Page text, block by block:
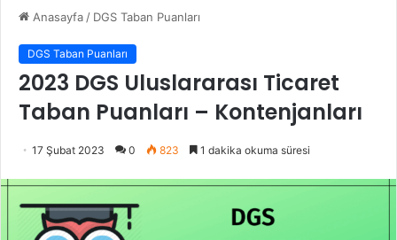
Anasayfa / DGS Taban Puanları
DGS Taban Puanları
2023 DGS Uluslararası Ticaret
Taban Puanları – Kontenjanları
17 Şubat 2023 0 823 1 dakika okuma süresi